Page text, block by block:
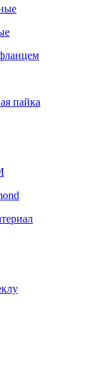
пайка